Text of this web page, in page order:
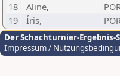
18
Aline,
19
Íris,
Der Schachturnier-Ergebnis-
Impressum /